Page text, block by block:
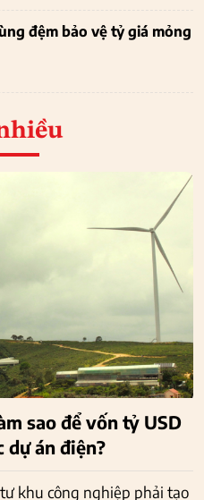
đệm bảo vệ tỷ giá mỏng
sao để vốn tỷ USD
dự án điện?
khu công nghiệp phải tạo